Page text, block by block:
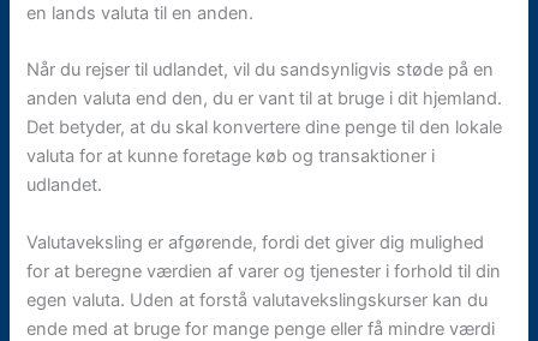
en lands valuta til en anden.
Når du rejser til udlandet, vil du sandsynligvis støde på en
anden valuta end den, du er vant til at bruge i dit hjemland.
Det betyder, at du skal konvertere dine penge til den lokale
valuta for at kunne foretage køb og transaktioner i
udlandet.
Valutaveksling er afgørende, fordi det giver dig mulighed
for at beregne værdien af varer og tjenester i forhold til din
egen valuta. Uden at forstå valutavekslingskurser kan du
ende med at bruge for mange penge eller få mindre værdi